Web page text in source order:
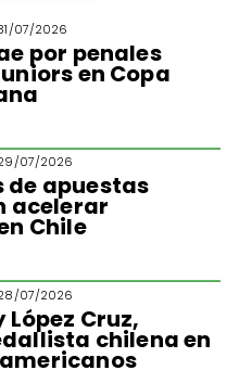
07/2026
por penales
en Copa
07/2026
de apuestas
acelerar
Chile
07/2026
López Cruz,
chilena en